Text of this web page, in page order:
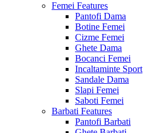
Femei Features
Pantofi Dama
Botine Femei
Cizme Femei
Ghete Dama
Bocanci Femei
Incaltaminte Sport
Sandale Dama
Slapi Femei
Saboti Femei
Barbati Features
Pantofi Barbati